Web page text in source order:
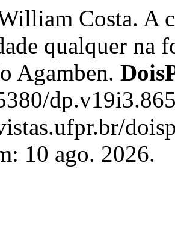
Costa. A
qualquer na
Agamben.
10 ago. 2026.